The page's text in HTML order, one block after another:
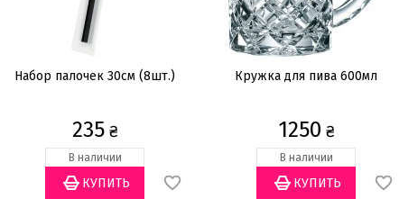
Набор палочек 30см (8шт.)
235₴
В наличии
Кружка для пива 600мл
1250 ₴
В наличии